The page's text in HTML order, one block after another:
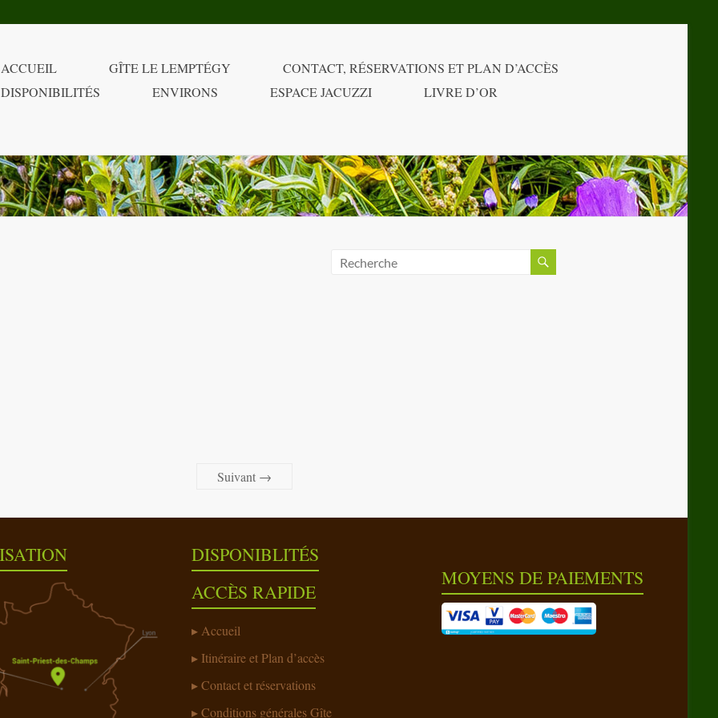
ACCUEIL GÎTE LE LEMPTÉGY
CONTACT, RÉSERVATIONS ET PLAN D’ACCÈS
DISPONIBILITÉS
ENVIRONS ESPACE JACUZZI LIVRE D’OR
Suivant →
DISPONIBLITÉS
ACCÈS RAPIDE
Accueil
Itinéraire et Plan d’accès
Contact et réservations
Conditions générales Gîte
MOYENS DE PAIEMENTS